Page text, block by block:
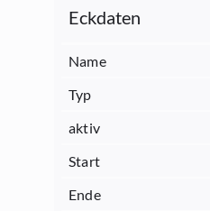
Eckdaten
Name
Typ
aktiv
Start
Ende